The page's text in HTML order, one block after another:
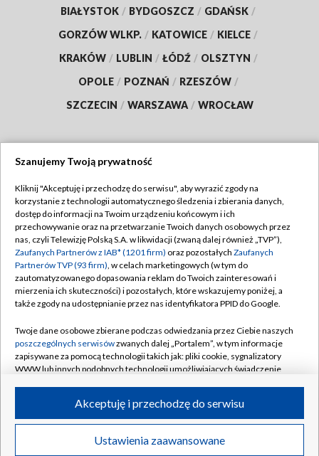
BIAŁYSTOK / BYDGOSZCZ / GDAŃSK /
GORZÓW WLKP. / KATOWICE / KIELCE /
KRAKÓW / LUBLIN / ŁÓDŹ / OLSZTYN /
OPOLE / POZNAŃ / RZESZÓW /
SZCZECIN / WARSZAWA / WROCŁAW
TVP
Abonament TVP
Emisja w TVP
Centrum informacji TVP
Naziemna Telewizja Cyfrowa
Rada Programowa
System NOS
Informacje o nadawcy
Program dla prasy
Regulamin TVP
Polityka prywatności
Moje zgody
Pomoc
Kontakt
Kanały
©2026 Telewizja Polska S.A. w likwidacji
Szanujemy Twoją prywatność
Kliknij "Akceptuję i przechodzę do serwisu", aby wyrazić zgody na
korzystanie z technologii automatycznego śledzenia i zbierania danych,
dostęp do informacji na Twoim urządzeniu końcowym i ich
przechowywanie oraz na przetwarzanie Twoich danych osobowych przez
nas, czyli Telewizję Polską S.A. w likwidacji (zwaną dalej również „TVP”),
Zaufanych Partnerów z IAB* (1201 firm) oraz pozostałych Zaufanych
Partnerów TVP (93 firm), w celach marketingowych (w tym do
zautomatyzowanego dopasowania reklam do Twoich zainteresowań i
mierzenia ich skuteczności) i pozostałych, które wskazujemy poniżej, a
także zgody na udostępnianie przez nas identyfikatora PPID do Google.
Twoje dane osobowe zbierane podczas odwiedzania przez Ciebie naszych
poszczególnych serwisówzwanych dalej „Portalem”, w tym informacje
zapisywane za pomocą technologii takich jak: pliki cookie, sygnalizatory
WWW lub innych podobnych technologii umożliwiających świadczenie
ruchu w Internecie.
Twoje dane osobowe zbierane podczas odwiedzania przez Ciebie
poszczególnych serwisówna Portalu, takie jak adresy IP, identyfikatory
Ustawienia zaawansowane
Akceptuję i przechodzę do serwisu